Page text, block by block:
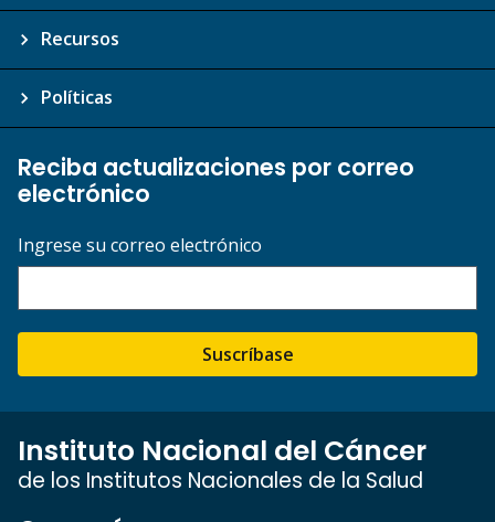
Recursos
Políticas
Reciba actualizaciones por correo
electrónico
Ingrese su correo electrónico
Suscríbase
Instituto Nacional del Cáncer
de los Institutos Nacionales de la Salud